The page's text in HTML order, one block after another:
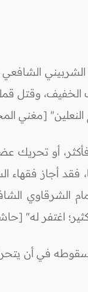
الخفيف، وقتل
[مغني المحتاج
أو
فقد أجاز
الشرقاوي
اغتفر له" [حاشية
في أن